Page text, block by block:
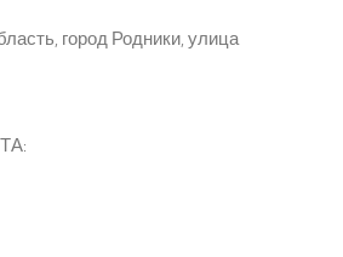
город Родники, улица